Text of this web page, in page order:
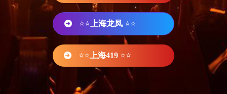
⭐⭐ 上海龙凤 ⭐⭐
⭐⭐ 上海419 ⭐⭐